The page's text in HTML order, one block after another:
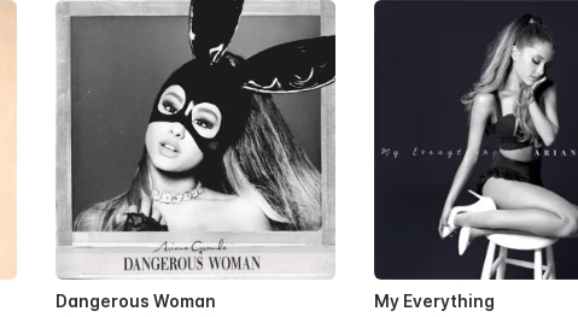
Dangerous Woman My Everything